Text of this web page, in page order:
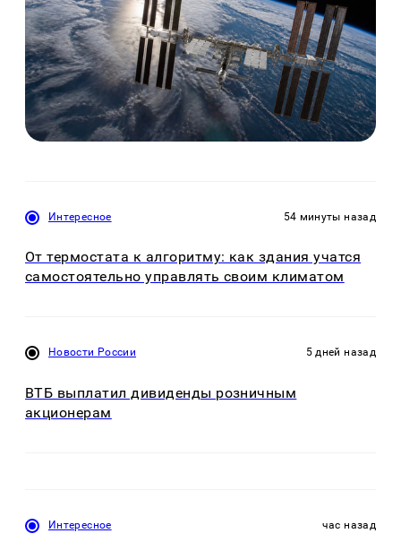
Интересное 54 минуты назад
От термостата к алгоритму: как здания учатся
самостоятельно управлять своим климатом
Новости России 5 дней назад
ВТБ выплатил дивиденды розничным
акционерам
Интересное час назад